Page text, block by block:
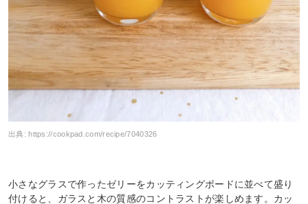
出典: https://cookpad.com/recipe/7040326
小さなグラスで作ったゼリーをカッティングボードに並べて盛り
付けると、ガラスと木の質感のコントラストが楽しめます。カッ